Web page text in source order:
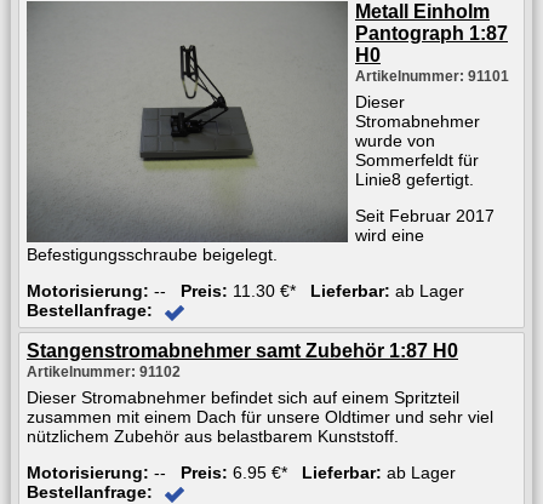
Metall Einholm
Pantograph 1:87
H0
Artikelnummer: 91101
Dieser
Stromabnehmer
wurde von
Sommerfeldt für
Linie8 gefertigt.
Seit Februar 2017
wird eine
Befestigungsschraube beigelegt.
Motorisierung: -- Preis: 11.30 €* Lieferbar: ab Lager
Bestellanfrage:
Stangenstromabnehmer samt Zubehör 1:87 H0
Artikelnummer: 91102
Dieser Stromabnehmer befindet sich auf einem Spritzteil
zusammen mit einem Dach für unsere Oldtimer und sehr viel
nützlichem Zubehör aus belastbarem Kunststoff.
Motorisierung: -- Preis: 6.95 €* Lieferbar: ab Lager
Bestellanfrage: